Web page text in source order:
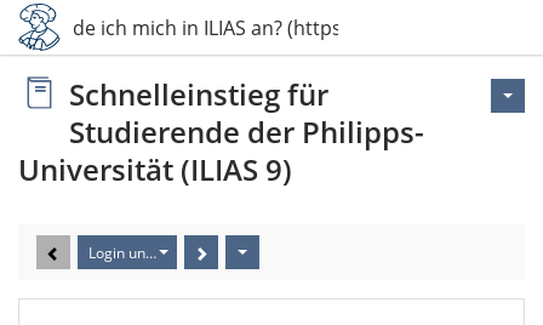
Wie melde ich mich in ILIAS an? (https://ilias.un…
Schnelleinstieg für
Studierende der Philipps-
Universität (ILIAS 9)
Login und Account